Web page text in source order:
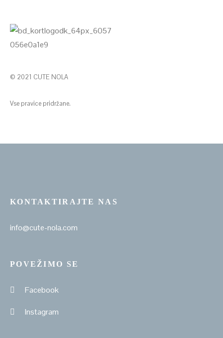
© 2021 CUTE NOLA
Vse pravice pridržane.
KONTAKTIRAJTE NAS
info@cute-nola.com
POVEŽIMO SE
Facebook
Instagram